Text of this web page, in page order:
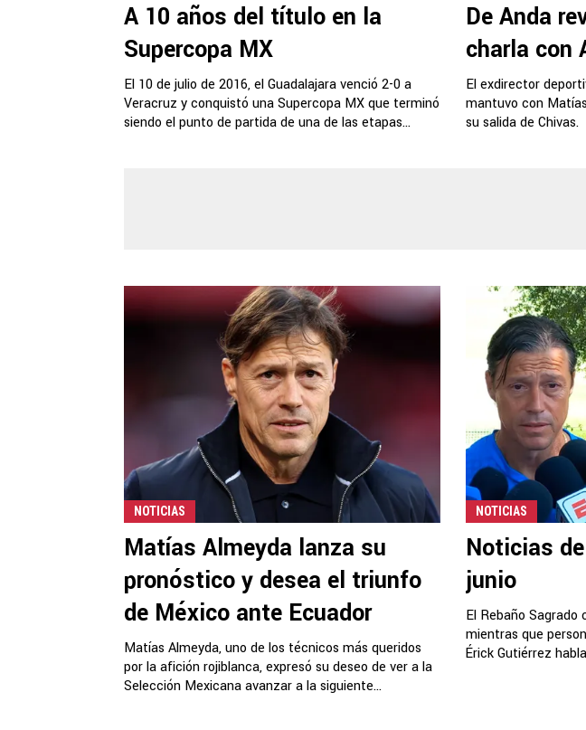
A 10 años del título en la
Supercopa MX
El 10 de julio de 2016, el Guadalajara venció 2-0 a
Veracruz y conquistó una Supercopa MX que terminó
siendo el punto de partida de una de las etapas...
De Anda
charla con
El exdirector
mantuvo con
su salida de Chivas.
NOTICIAS
Matías Almeyda lanza su
pronóstico y desea el triunfo
de México ante Ecuador
Matías Almeyda, uno de los técnicos más queridos
por la afición rojiblanca, expresó su deseo de ver a la
Selección Mexicana avanzar a la siguiente...
NOTICIAS
Noticias
junio
El Rebaño
mientras que
Érick Gutiérrez